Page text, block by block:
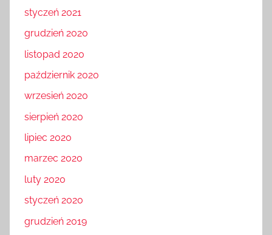
styczeń 2021
grudzień 2020
listopad 2020
październik 2020
wrzesień 2020
sierpień 2020
lipiec 2020
marzec 2020
luty 2020
styczeń 2020
grudzień 2019